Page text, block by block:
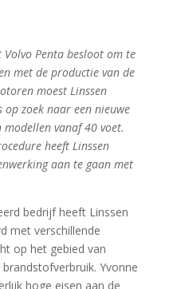
Volvo Penta besloot om te
met de productie van de
moest Linssen
op zoek naar een nieuwe
vanaf 40 voet.
heeft Linssen
aan te gaan met
bedrijf heeft Linssen
met verschillende
op het gebied van
Yvonne
hoge eisen aan de